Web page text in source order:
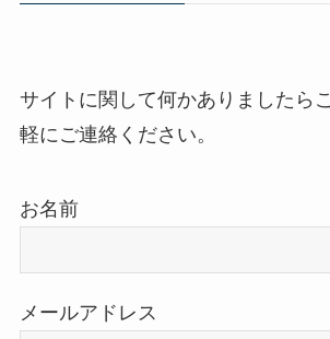
サイトに関して何かありましたら
軽にご連絡ください。
お名前
メールアドレス